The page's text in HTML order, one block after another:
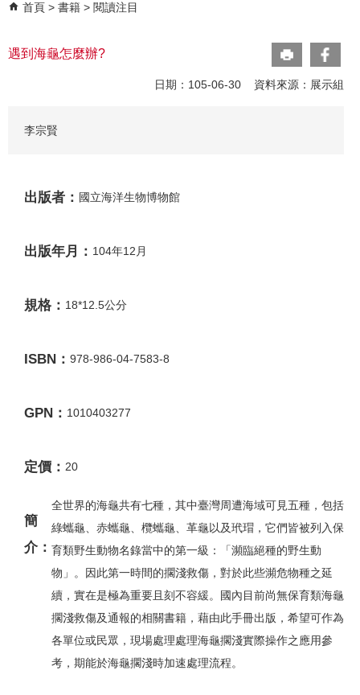
首頁 書籍 閱讀注目
遇到海龜怎麼辦?
日期：105-06-30 資料來源：展示組
李宗賢
出版者： 國立海洋生物博物館
出版年月： 104年12月
規格： 18*12.5公分
ISBN： 978-986-04-7583-8
GPN： 1010403277
定價： 20
簡
介：
全世界的海龜共有七種，其中臺灣周遭海域可見五種，包括
綠蠵龜、赤蠵龜、欖蠵龜、革龜以及玳瑁，它們皆被列入保
育類野生動物名錄當中的第一級：「瀕臨絕種的野生動
物」。因此第一時間的擱淺救傷，對於此些瀕危物種之延
續，實在是極為重要且刻不容緩。國內目前尚無保育類海龜
擱淺救傷及通報的相關書籍，藉由此手冊出版，希望可作為
各單位或民眾，現場處理處理海龜擱淺實際操作之應用參
考，期能於海龜擱淺時加速處理流程。